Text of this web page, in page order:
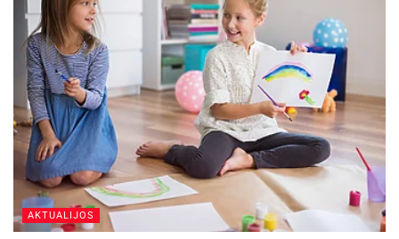
Molėtuose vyksta tradicinė Rudens šventė | moletai.lt
Šventės dalyvius džiugina įvairios veiklos: rudens
gėrybių ir amatų mugė, muzikiniai pasirodymai,
šokiai, meninės programos, pramogos vaikams
bei koncertinė programa.
Žymos: Šventės
AKTUALIJOS